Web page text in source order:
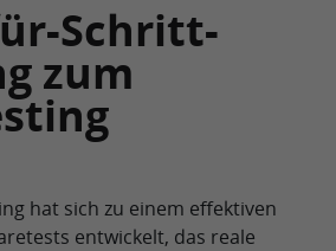
Schritt-
zum
hat sich zu einem effektiven
entwickelt, das reale